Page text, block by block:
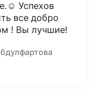
Успехов
все добро
! Вы лучшие!